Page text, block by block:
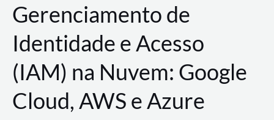
Gerenciamento de
Identidade e Acesso
(IAM) na Nuvem: Google
Cloud, AWS e Azure